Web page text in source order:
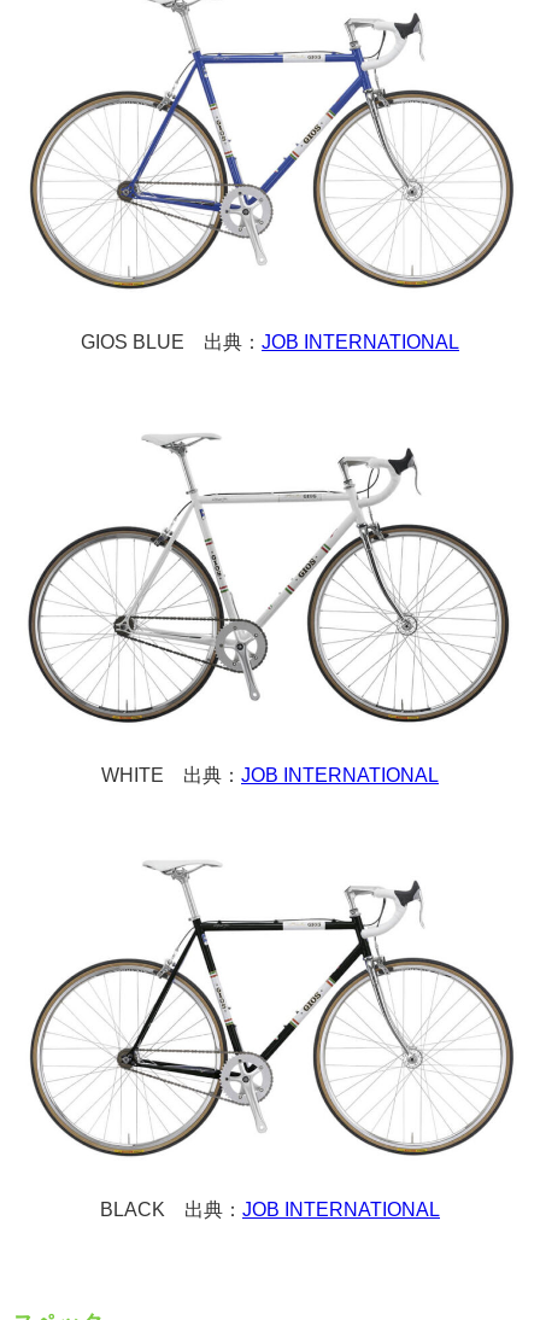
GIOS BLUE 出典： JOB INTERNATIONAL
WHITE 出典： JOB INTERNATIONAL
BLACK 出典： JOB INTERNATIONAL